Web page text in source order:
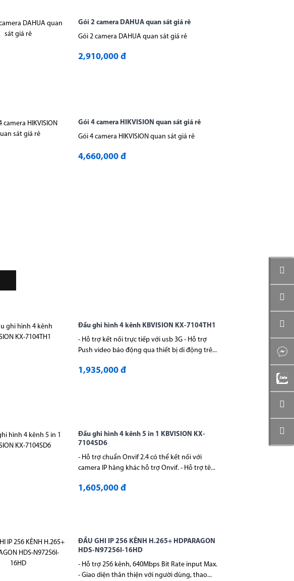
Gói 2 camera DAHUA quan sát giá rẻ
Gói 2 camera DAHUA quan sát giá rẻ
2,910,000 đ
Gói 4 camera HIKVISION quan sát giá rẻ
Gói 4 camera HIKVISION quan sát giá rẻ
4,660,000 đ
Đầu ghi hình 4 kênh KBVISION KX-7104TH1
- Hỗ trợ kết nối trực tiếp với usb 3G - Hỗ trợ
Push video báo động qua thiết bị di động trê...
1,935,000 đ
Đầu ghi hình 4 kênh 5 in 1 KBVISION KX-
7104SD6
- Hỗ trợ chuẩn Onvif 2.4 có thể kết nối với
camera IP hãng khác hỗ trợ Onvif. - Hỗ trợ tê...
1,605,000 đ
ĐẦU GHI IP 256 KÊNH H.265+ HDPARAGON
HDS-N97256I-16HD
- Hỗ trợ 256 kênh, 640Mbps Bit Rate input Max.
- Giao diện thân thiện với người dùng, thao...